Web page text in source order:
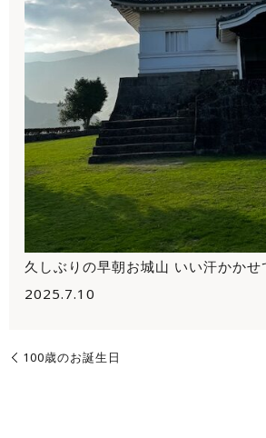
久しぶりの早朝お城山 いい汗かかせ
2025.7.10
100歳のお誕生日